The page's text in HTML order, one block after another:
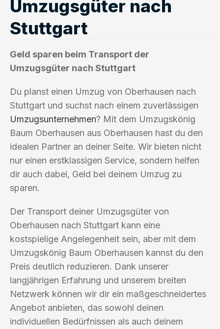
Umzugsgüter nach
Stuttgart
Geld sparen beim Transport der
Umzugsgüter nach Stuttgart
Du planst einen Umzug von Oberhausen nach
Stuttgart und suchst nach einem zuverlässigen
Umzugsunternehmen? Mit dem Umzugskönig
Baum Oberhausen aus Oberhausen hast du den
idealen Partner an deiner Seite. Wir bieten nicht
nur einen erstklassigen Service, sondern helfen
dir auch dabei, Geld bei deinem Umzug zu
sparen.
Der Transport deiner Umzugsgüter von
Oberhausen nach Stuttgart kann eine
kostspielige Angelegenheit sein, aber mit dem
Umzugskönig Baum Oberhausen kannst du den
Preis deutlich reduzieren. Dank unserer
langjährigen Erfahrung und unserem breiten
Netzwerk können wir dir ein maßgeschneidertes
Angebot anbieten, das sowohl deinen
individuellen Bedürfnissen als auch deinem